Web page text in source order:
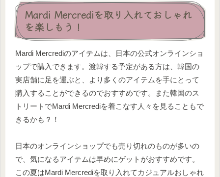
Mardi Mercrediを取り入れておしゃれ
を楽しもう！
Mardi Mercrediのアイテムは、日本の公式オンラインショ
ップで購入できます。渡韓する予定がある方は、韓国の
実店舗に足を運ぶと、より多くのアイテムを手にとって
購入することができるのでおすすめです。また韓国のス
トリートでMardi Mercrediを着こなす人々を見ることもで
きるかも？！
日本のオンラインショップでも売り切れのものが多いの
で、気になるアイテムは早めにゲットがおすすめです。
この夏はMardi Mercrediを取り入れてカジュアルおしゃれ